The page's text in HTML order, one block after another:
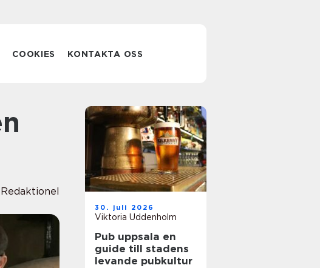
COOKIES KONTAKTA OSS
Redaktionel
30. juli 2026
Viktoria Uddenholm
Pub uppsala en
guide till stadens
levande pubkultur